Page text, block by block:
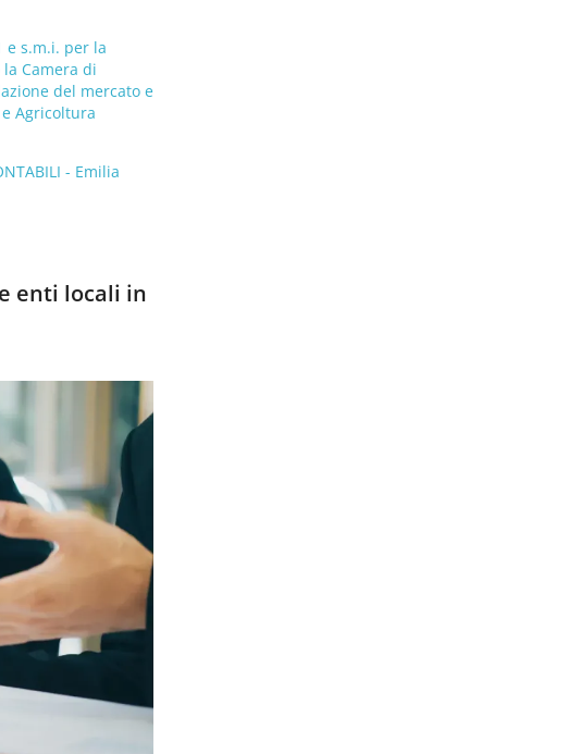
e s.m.i. per la
Camera di
del mercato e
Agricoltura
- Emilia
enti locali in